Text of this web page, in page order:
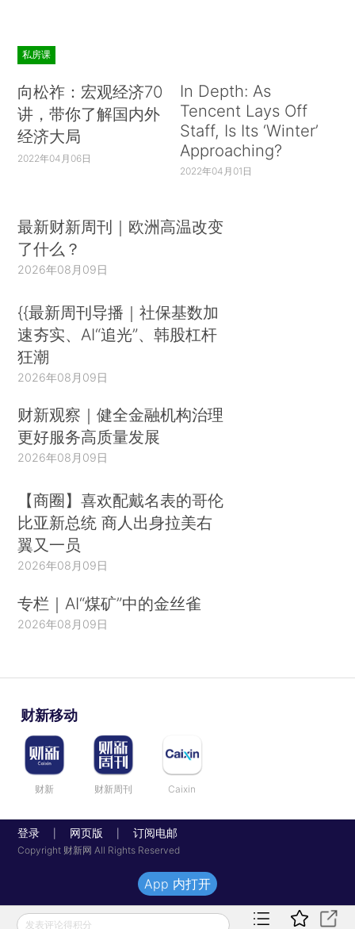
私房课
向松祚：宏观经济70
讲，带你了解国内外
经济大局
2022年04月06日
In Depth: As
Tencent Lays Off
Staff, Is Its ‘Winter’
Approaching?
2022年04月01日
最新财新周刊｜欧洲高温改变
了什么？
2026年08月09日
{{最新周刊导播｜社保基数加
速夯实、AI“追光”、韩股杠杆
狂潮
2026年08月09日
财新观察｜健全金融机构治理
更好服务高质量发展
2026年08月09日
【商圈】喜欢配戴名表的哥伦
比亚新总统 商人出身拉美右
翼又一员
2026年08月09日
专栏｜AI“煤矿”中的金丝雀
2026年08月09日
财新移动
财新 财新周刊 Caixin
登录 网页版 订阅电邮
Copyright 财新网 All Rights Reserved
发表评论得积分
App 内打开